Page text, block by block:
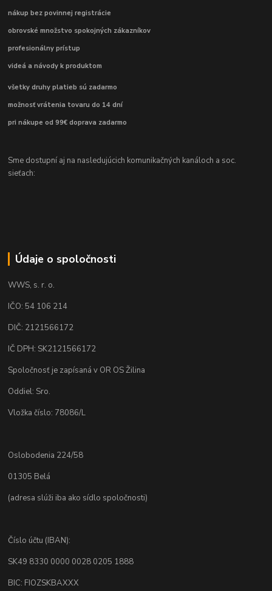
nákup bez povinnej registrácie
obrovské množstvo spokojných zákazníkov
profesionálny prístup
videá a návody k produktom
všetky druhy platieb sú zadarmo
možnosť vrátenia tovaru do 14 dní
pri nákupe od 99€ doprava zadarmo
Sme dostupní aj na nasledujúcich komunikačných kanáloch a soc.
sieťach:
Údaje o spoločnosti
WWS, s. r. o.
IČO: 54 106 214
DIČ: 2121566172
IČ DPH: SK2121566172
Spoločnosť je zapísaná v OR OS Žilina
Oddiel: Sro.
Vložka číslo: 78086/L
Oslobodenia 224/58
01305 Belá
(adresa slúži iba ako sídlo spoločnosti)
Číslo účtu (IBAN):
SK49 8330 0000 0028 0205 1888
BIC: FIOZSKBAXXX